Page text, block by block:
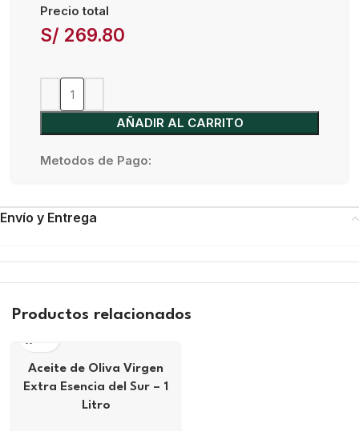
Precio total
S/ 269.80
AÑADIR AL CARRITO
Metodos de Pago:
Envío y Entrega
Productos relacionados
Aceite de Oliva Virgen
Extra Esencia del Sur – 1
Litro